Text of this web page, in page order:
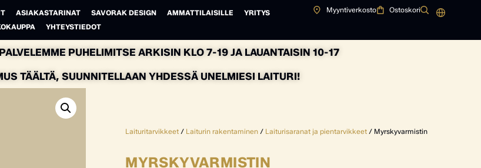
ASIAKASTARINAT SAVORAK DESIGN AMMATTILAISILLE
YRITYS
YHTEYSTIEDOT
Myyntiverkosto Ostoskori
PUHELIMITSE ARKISIN KLO 7-19 JA LAUANTAISIN 10-17
TÄÄLTÄ, SUUNNITELLAAN YHDESSÄ UNELMIESI LAITURI!
Laituritarvikkeet / Laiturin rakentaminen / Laiturisaranat ja pientarvikkeet / Myrskyvarmistin
MYRSKYVARMISTIN